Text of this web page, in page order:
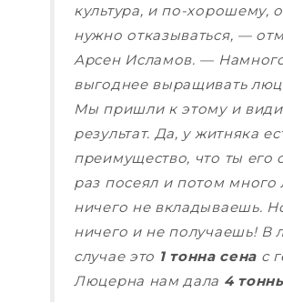
культура, и по-хорошему,
нужно отказываться, —
Арсен Исламов. —
выгоднее выращивать
Мы пришли к этому и
результат. Да, у житняка
преимущество, что ты его
раз посеял и потом много
ничего не вкладываешь.
ничего и не получаешь! В
случае это 1 тонна сена с
Люцерна нам дала 4